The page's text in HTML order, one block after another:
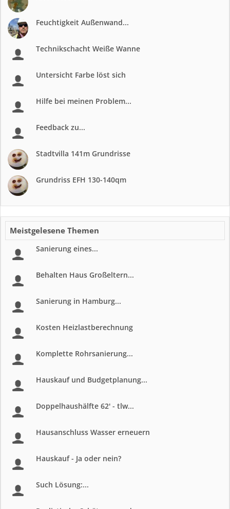
Feuchtigkeit Außenwand...
Technikschacht Weiße Wanne
Untersicht Farbe löst sich
Hilfe bei meinen Problem...
Feedback zu...
Stadtvilla 141m Grundrisse
Grundriss EFH 130-140qm
Meistgelesene Themen
Sanierung eines...
Behalten Haus Großeltern...
Sanierung in Hamburg...
Kosten Heizlastberechnung
Komplette Rohrsanierung...
Hauskauf und Budgetplanung...
Doppelhaushälfte 62' - tlw...
Hausanschluss Wasser erneuern
Hauskauf - Ja oder nein?
Such Lösung:...